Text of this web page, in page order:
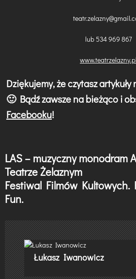
lub 534 969 867
www.teatrzelazny.pl
Dziękujemy, że czytasz
🙂 Bądź zawsze na bieżąco i
Facebooku!
N
a
w
g
a
c
LAS – muzyczny monodram
Teatrze Żelaznym
Festiwal Filmów Kultowych.
Fun.
Łukasz Iwanowicz